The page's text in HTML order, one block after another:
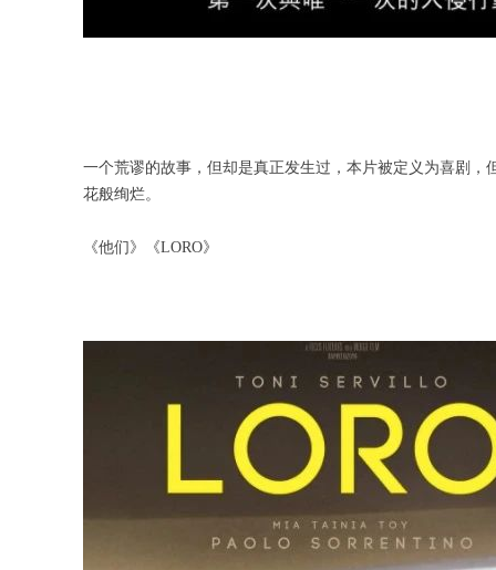
一个荒谬的故事，但却是真正发生过，本片被定义为喜剧
花般绚烂。
《他们》《LORO》